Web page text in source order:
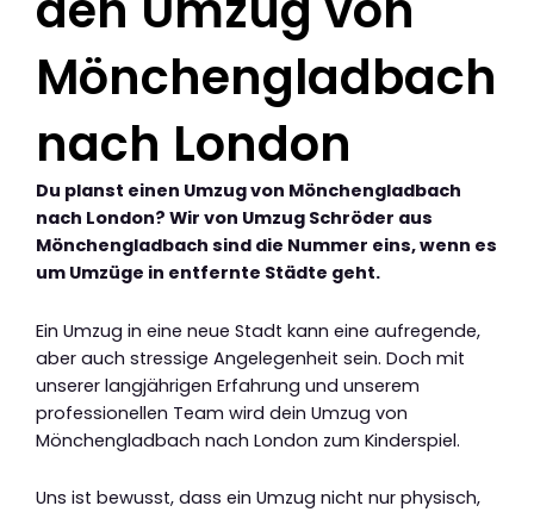
Mönchengladbach
nach London
Du planst einen Umzug von Mönchengladbach
nach London? Wir von Umzug Schröder aus
Mönchengladbach sind die Nummer eins, wenn es
um Umzüge in entfernte Städte geht.
Ein Umzug in eine neue Stadt kann eine aufregende,
aber auch stressige Angelegenheit sein. Doch mit
unserer langjährigen Erfahrung und unserem
professionellen Team wird dein Umzug von
Mönchengladbach nach London zum Kinderspiel.
Uns ist bewusst, dass ein Umzug nicht nur physisch,